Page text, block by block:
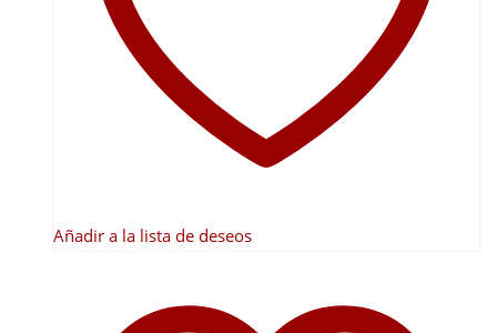
la
página
Añadir a la lista de deseos